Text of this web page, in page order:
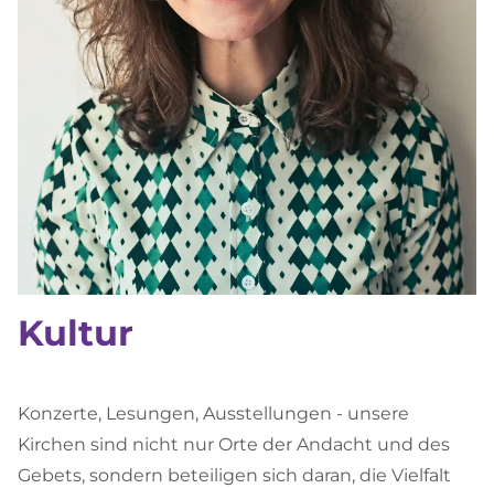
Kultur
Konzerte, Lesungen, Ausstellungen - unsere
Kirchen sind nicht nur Orte der Andacht und des
Gebets, sondern beteiligen sich daran, die Vielfalt